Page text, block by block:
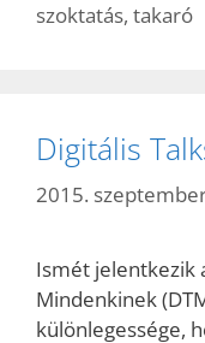
szoktatás, takaró
Digitális
2015.
Ismét jelentkezik
Mindenkinek
különlegessége,